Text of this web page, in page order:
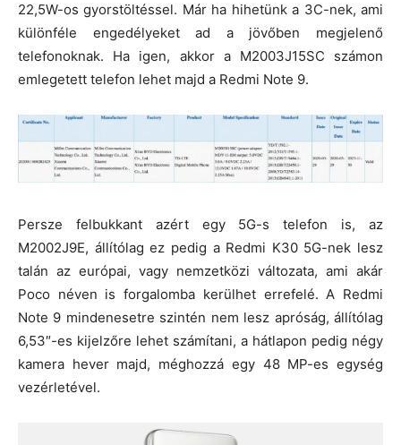
22,5W-os gyorstöltéssel. Már ha hihetünk a 3C-nek, ami
különféle engedélyeket ad a jövőben megjelenő
telefonoknak. Ha igen, akkor a M2003J15SC számon
emlegetett telefon lehet majd a Redmi Note 9.
Persze felbukkant azért egy 5G-s telefon is, az
M2002J9E, állítólag ez pedig a Redmi K30 5G-nek lesz
talán az európai, vagy nemzetközi változata, ami akár
Poco néven is forgalomba kerülhet errefelé. A Redmi
Note 9 mindenesetre szintén nem lesz apróság, állítólag
6,53″-es kijelzőre lehet számítani, a hátlapon pedig négy
kamera hever majd, méghozzá egy 48 MP-es egység
vezérletével.